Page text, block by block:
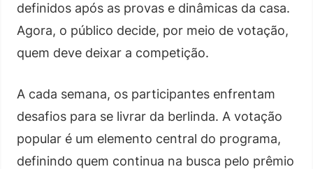
definidos após as provas e dinâmicas da casa.
Agora, o público decide, por meio de votação,
quem deve deixar a competição.
A cada semana, os participantes enfrentam
desafios para se livrar da berlinda. A votação
popular é um elemento central do programa,
definindo quem continua na busca pelo prêmio